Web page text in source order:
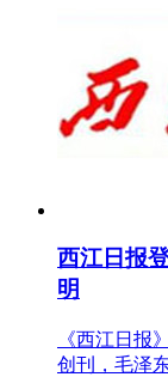
西江日报
明
《西江日报
创刊，毛泽